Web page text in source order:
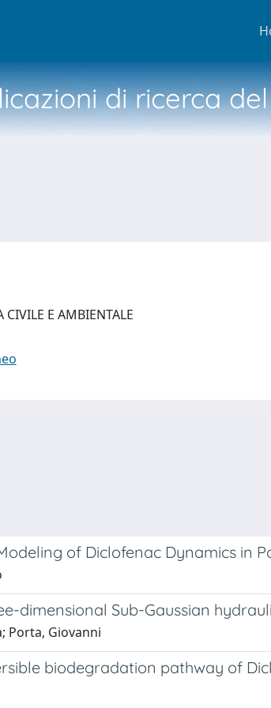
di ricerca
E AMBIENTALE
of Diclofenac Dynamics in
dimensional Sub-Gaussian
Porta, Giovanni
biodegradation pathway of